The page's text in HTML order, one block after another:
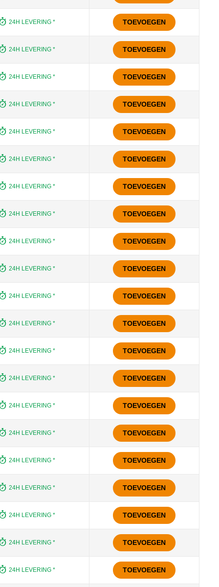
24H LEVERING * TOEVOEGEN
24H LEVERING * TOEVOEGEN
24H LEVERING * TOEVOEGEN
24H LEVERING * TOEVOEGEN
24H LEVERING * TOEVOEGEN
24H LEVERING * TOEVOEGEN
24H LEVERING * TOEVOEGEN
24H LEVERING * TOEVOEGEN
24H LEVERING * TOEVOEGEN
24H LEVERING * TOEVOEGEN
24H LEVERING * TOEVOEGEN
24H LEVERING * TOEVOEGEN
24H LEVERING * TOEVOEGEN
24H LEVERING * TOEVOEGEN
24H LEVERING * TOEVOEGEN
24H LEVERING * TOEVOEGEN
24H LEVERING * TOEVOEGEN
24H LEVERING * TOEVOEGEN
24H LEVERING * TOEVOEGEN
24H LEVERING * TOEVOEGEN
24H LEVERING * TOEVOEGEN